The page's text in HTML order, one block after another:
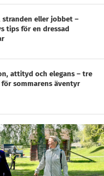
stranden eller jobbet –
tips för en dressad
attityd och elegans – tre
sommarens äventyr